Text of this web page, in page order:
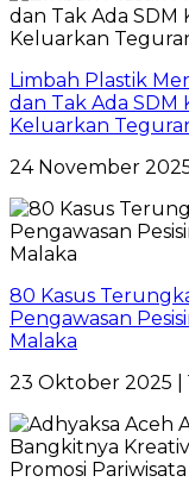
Limbah Plastik
dan Tak Ada
Keluarkan
24 November
80 Kasus
Pengawasan
Malaka
23 Oktober 2025 |